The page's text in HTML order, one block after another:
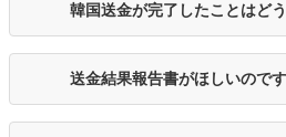
韓国送金が完了したことはど
送金結果報告書がほしいのです